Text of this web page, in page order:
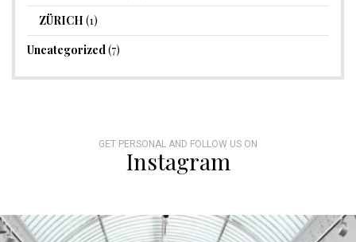
ZÜRICH (1)
Uncategorized(7)
GET PERSONAL AND FOLLOW US ON
Instagram